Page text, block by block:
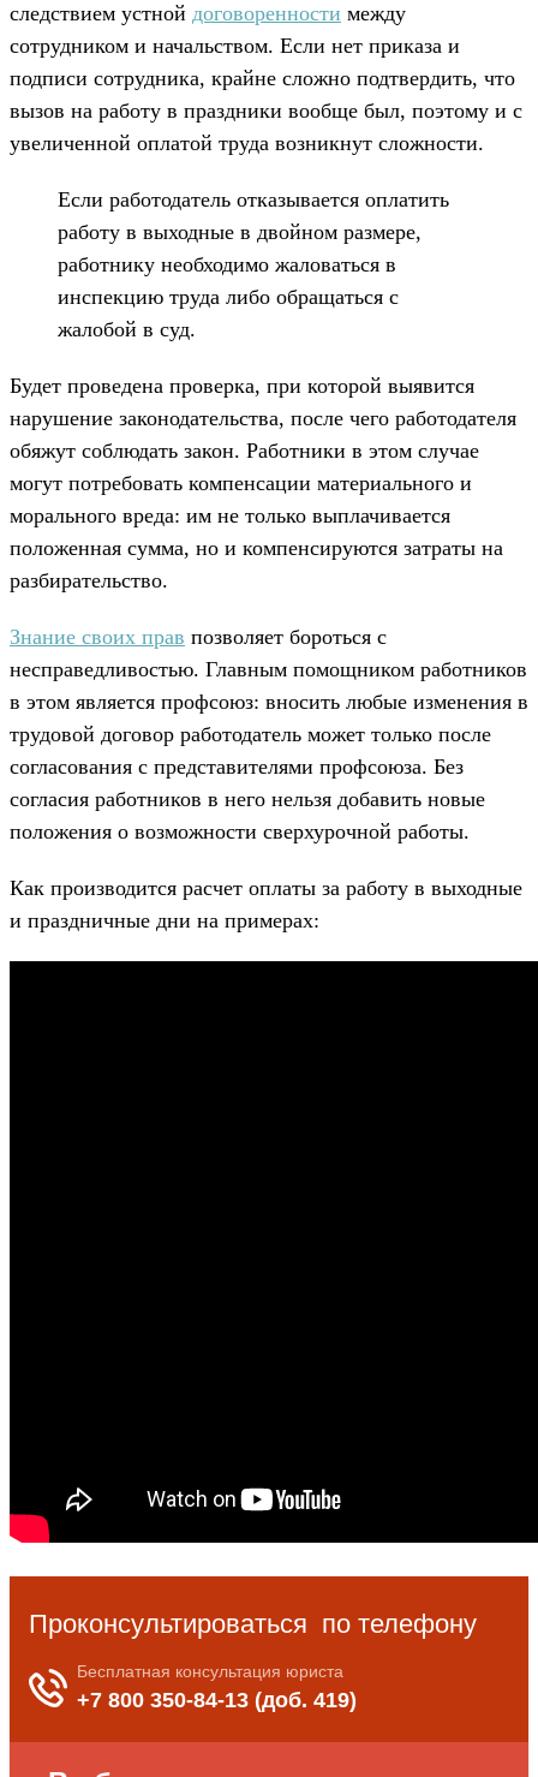
следствием устной договоренности между
сотрудником и начальством. Если нет приказа и
подписи сотрудника, крайне сложно подтвердить, что
вызов на работу в праздники вообще был, поэтому и с
увеличенной оплатой труда возникнут сложности.
Если работодатель отказывается оплатить
работу в выходные в двойном размере,
работнику необходимо жаловаться в
инспекцию труда либо обращаться с
жалобой в суд.
Будет проведена проверка, при которой выявится
нарушение законодательства, после чего работодателя
обяжут соблюдать закон. Работники в этом случае
могут потребовать компенсации материального и
морального вреда: им не только выплачивается
положенная сумма, но и компенсируются затраты на
разбирательство.
Знание своих прав позволяет бороться с
несправедливостью. Главным помощником работников
в этом является профсоюз: вносить любые изменения в
трудовой договор работодатель может только после
согласования с представителями профсоюза. Без
согласия работников в него нельзя добавить новые
положения о возможности сверхурочной работы.
Как производится расчет оплаты за работу в выходные
и праздничные дни на примерах: